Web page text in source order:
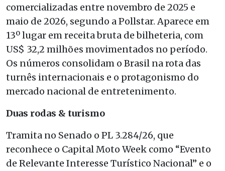
comercializadas entre novembro de 2025 e
maio de 2026, segundo a Pollstar. Aparece em
13º lugar em receita bruta de bilheteria, com
US$ 32,2 milhões movimentados no período.
Os números consolidam o Brasil na rota das
turnês internacionais e o protagonismo do
mercado nacional de entretenimento.
Duas rodas & turismo
Tramita no Senado o PL 3.284/26, que
reconhece o Capital Moto Week como “Evento
de Relevante Interesse Turístico Nacional” e o